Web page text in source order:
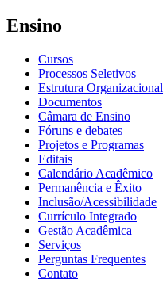
Ensino
Cursos
Processos Seletivos
Estrutura Organizacional
Documentos
Câmara de Ensino
Fóruns e debates
Projetos e Programas
Editais
Calendário Acadêmico
Permanência e Êxito
Inclusão/Acessibilidade
Currículo Integrado
Gestão Acadêmica
Serviços
Perguntas Frequentes
Contato